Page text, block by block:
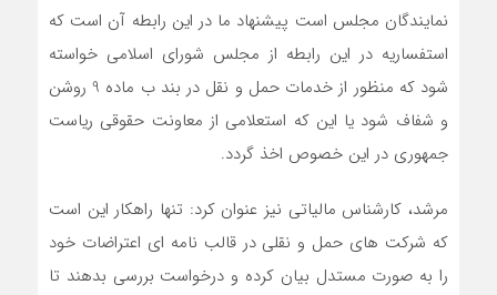
نمایندگان مجلس است پیشنهاد ما در این رابطه آن است که
استفساریه در این رابطه از مجلس شورای اسلامی خواسته
شود که منظور از خدمات حمل و نقل در بند ب ماده 9 روشن
و شفاف شود یا این که استعلامی از معاونت حقوقی ریاست
جمهوری در این خصوص اخذ گردد.
مرشد، کارشناس مالیاتی نیز عنوان کرد: تنها راهکار این است
که شرکت های حمل و نقلی در قالب نامه ای اعتراضات خود
را به صورت مستدل بیان کرده و درخواست بررسی بدهند تا